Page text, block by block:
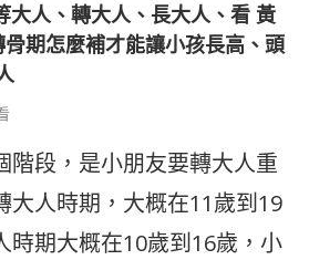
大人、轉大人、長大人、看 黃
期怎麼補才能讓小孩長高、頭
階段，是小朋友要轉大人重
大人時期，大概在11歲到19
時期大概在10歲到16歲，小